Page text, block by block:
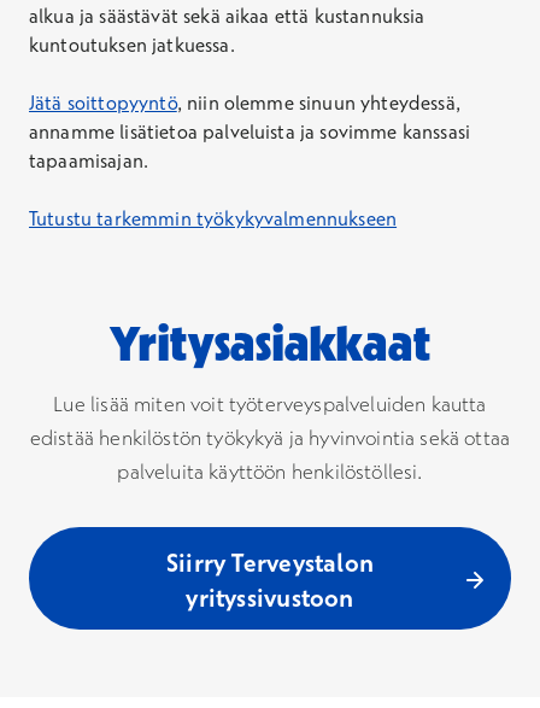
alkua ja säästävät sekä aikaa että kustannuksia
kuntoutuksen jatkuessa.
Jätä soittopyyntö, niin olemme sinuun yhteydessä,
annamme lisätietoa palveluista ja sovimme kanssasi
tapaamisajan.
Tutustu tarkemmin työkykyvalmennukseen
Yritysasiakkaat
Lue lisää miten voit työterveyspalveluiden kautta
edistää henkilöstön työkykyä ja hyvinvointia sekä ottaa
palveluita käyttöön henkilöstöllesi.
Siirry Terveystalon
yrityssivustoon